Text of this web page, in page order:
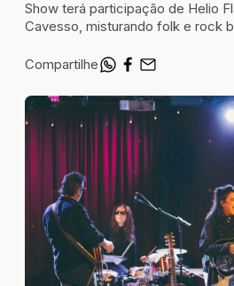
Show terá participação de Helio
Cavesso, misturando folk e rock
Compartilhe